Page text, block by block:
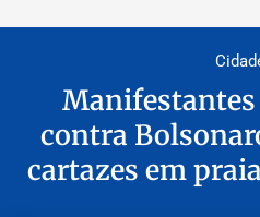
contra
cartazes em